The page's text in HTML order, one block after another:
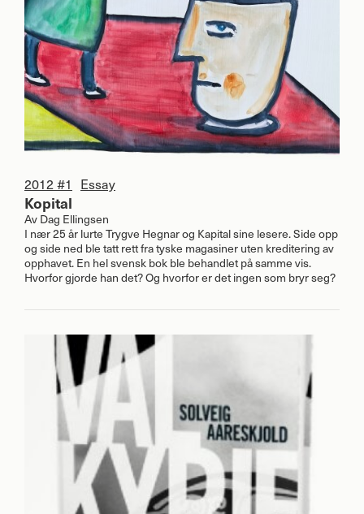
2012 #1 Essay
Kopital
Av Dag Ellingsen
I nær 25 år lurte Trygve Hegnar og Kapital sine lesere. Side opp
og side ned ble tatt rett fra tyske magasiner uten kreditering av
opphavet. En hel svensk bok ble behandlet på samme vis.
Hvorfor gjorde han det? Og hvorfor er det ingen som bryr seg?